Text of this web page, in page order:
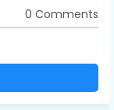
0 Comments